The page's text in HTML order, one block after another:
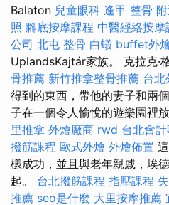
Balaton 兒童眼科 逢甲 整骨
照 腳底按摩課程 中醫經絡按摩
公司 北屯 整骨 白蟻 buffet外
UplandsKajtár家族。 克拉克·
骨推薦 新竹推拿整骨推薦 台北
得到的東西，帶他的妻子和兩
子在一個令人愉悅的遊樂園裡
里推拿 外燴廠商 rwd 台北會
撥筋課程 歐式外燴 外燴佈置
樣成功，並且與老年親戚，埃
起。 台北撥筋課程 指壓課程
推薦 seo是什麼 大里按摩推薦